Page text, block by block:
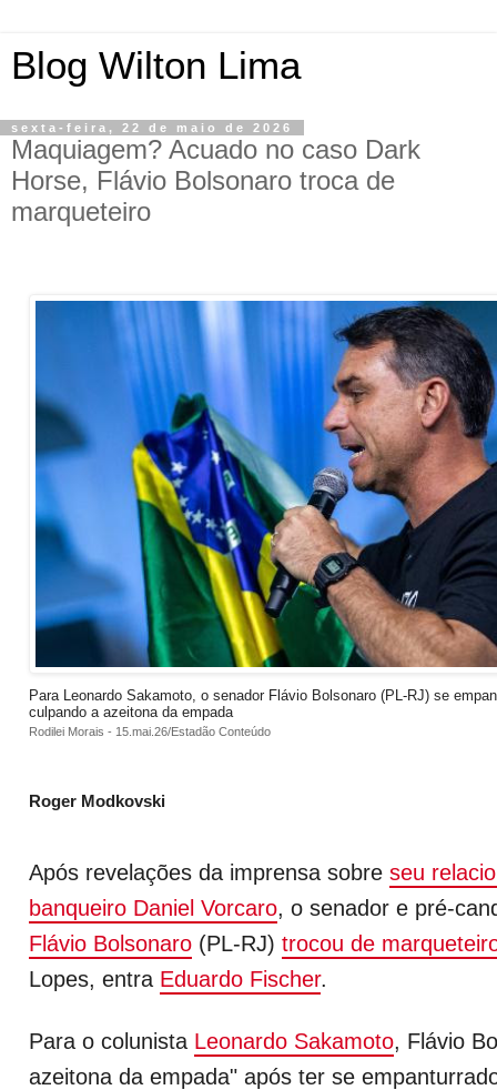
Blog Wilton Lima
sexta-feira, 22 de maio de 2026
Maquiagem? Acuado no caso Dark
Horse, Flávio Bolsonaro troca de
marqueteiro
Para Leonardo Sakamoto, o senador Flávio Bolsonaro (PL-RJ) se
culpando a azeitona da empada
Rodilei Morais - 15.mai.26/Estadão Conteúdo
Roger Modkovski
Após revelações da imprensa sobre seu
banqueiro Daniel Vorcaro, o senador e pré-
Flávio Bolsonaro (PL-RJ) trocou de
Lopes, entra Eduardo Fischer.
Para o colunista Leonardo Sakamoto, Flávio
azeitona da empada" após ter se